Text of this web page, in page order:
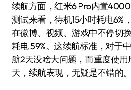
续航方面，红米6 Pro内置
测试来看，待机15小时耗电6%
在微博、视频、游戏中不停切
耗电 59%。这续航标准，对于
航2天没啥大问题，而重度使
天，续航表现，无疑是不错的。